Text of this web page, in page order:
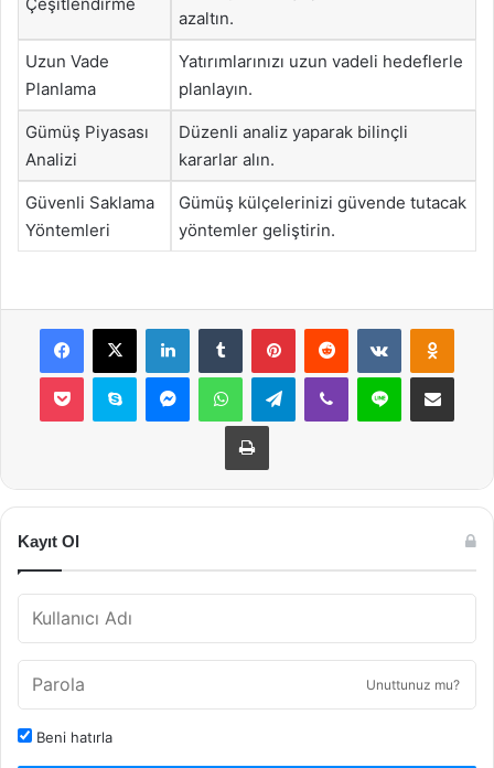
azaltın.
Uzun Vade
Planlama
Yatırımlarınızı uzun vadeli hedeflerle
planlayın.
Gümüş Piyasası
Analizi
Düzenli analiz yaparak bilinçli
kararlar alın.
Güvenli Saklama
Yöntemleri
Gümüş külçelerinizi güvende tutacak
yöntemler geliştirin.
Facebook
X LinkedInTumblr PinterestReddit VKontakte
Pocket Skype MessengerWhatsAppTelegramViber Line E-Posta ile
Yazdır
Kayıt Ol
Unuttunuz mu?
Beni hatırla